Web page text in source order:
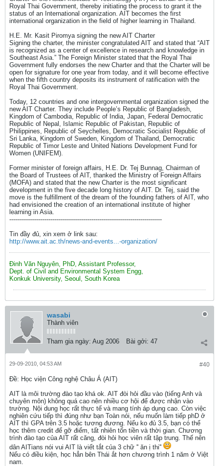
Royal Thai Government, thereby initiating the process to grant it the
status of an International organization. AIT becomes the first
international organization in the field of higher learning in Thailand.
H.E. Mr. Kasit Piromya signing the new AIT Charter
Signing the charter, the minister congratulated AIT and stated that “AIT
is recognized as a center of excellence in research and knowledge in
Southeast Asia.” The Foreign Minister stated that the Royal Thai
Government fully endorses the new Charter and that the Charter will be
open for signature for one year from today, and it will become effective
when the fifth country deposits its instrument of ratification with the
Royal Thai Government.
Today, 12 countries and one intergovernmental organization signed the
new AIT Charter. They include People’s Republic of Bangladesh,
Kingdom of Cambodia, Republic of India, Japan, Federal Democratic
Republic of Nepal, Islamic Republic of Pakistan, Republic of
Philippines, Republic of Seychelles, Democratic Socialist Republic of
Sri Lanka, Kingdom of Sweden, Kingdom of Thailand, Democratic
Republic of Timor Leste and United Nations Development Fund for
Women (UNIFEM).
Former minister of foreign affairs, H.E. Dr. Tej Bunnag, Chairman of
the Board of Trustees of AIT, thanked the Ministry of Foreign Affairs
(MOFA) and stated that the new Charter is the most significant
development in the five decade long history of AIT. Dr. Tej, said the
move is the fulfillment of the dream of the founding fathers of AIT, who
had envisioned the creation of an international institute of higher
learning in Asia.
------------------------------------------------------------------------------
Tin đầy đủ, xin xem ở link sau:
http://www.ait.ac.th/news-and-events...-organization/
Đinh Văn Nguyên, PhD, Assistant Professor,
Dept. of Civil and Environmental System Engg,
Konkuk University, Seoul, South Korea
wasabi
Thành viên
Tham gia ngày: Aug 2006 Bài gởi: 47
#40
29-09-2010, 04:53 AM
Ðề: Học viện Công nghệ Châu Á (AIT)
AIT là môi trường đào tạo khá ok. AIT đòi hỏi đầu vào (tiếng Anh và
chuyên môn) không quá cao nên nhiều cơ hội để được nhận vào
trường. Nội dung học rất thực tế và mang tính áp dụng cao. Còn việc
nghiên cứu tiếp thì đúng như bạn Toàn nói, nếu muốn làm tiếp phD ở
AIT thì GPA trên 3.5 hoặc tương đương. Nếu ko đủ 3.5, bạn có thể
học thêm credit để gỡ điểm, tất nhiên tốn tiền và thời gian. Chương
trình đào tạo của AIT rất căng, đòi hỏi học viên rất tập trung. Thế nên
dân AITians nói vui AIT là viết tắt của 3 chữ '' ăn ị thi''
Nếu có điều kiện, học hẳn bên Thái ắt hơn chương trình 1 năm ở Việt
nam.